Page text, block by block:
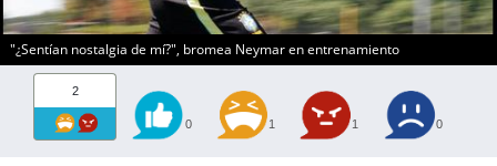
"¿Sentían nostalgia de mí?", bromea Neymar en entrenamiento
2
0 1 1 0